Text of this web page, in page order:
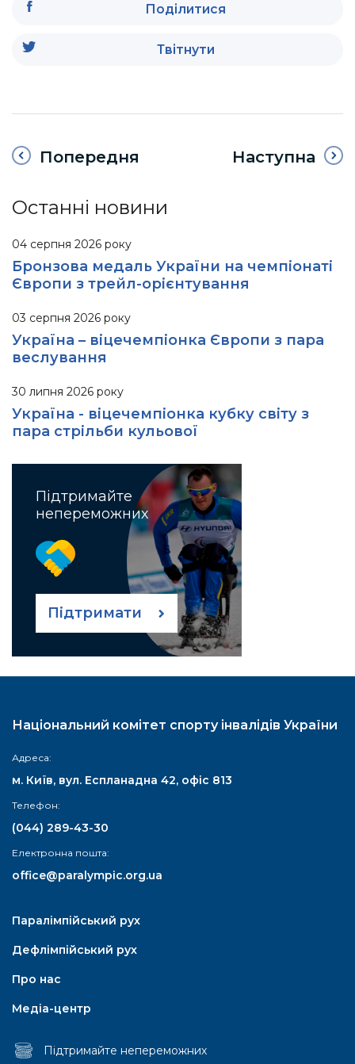
Поділитися
Твітнути
Попередня Наступна
Останні новини
04 серпня 2026 року
Бронзова медаль України на чемпіонаті
Європи з трейл-орієнтування
03 серпня 2026 року
Україна – віцечемпіонка Європи з пара
веслування
30 липня 2026 року
Україна - віцечемпіонка кубку світу з
пара стрільби кульової
Підтримайте
непереможних
Підтримати
Національний комітет спорту інвалідів України
Адреса:
м. Київ, вул. Еспланадна 42, офіс 813
Телефон:
(044) 289-43-30
Електронна пошта:
office@paralympic.org.ua
Паралімпійський рух
Дефлімпійський рух
Про нас
Медіа-центр
Підтримайте непереможних